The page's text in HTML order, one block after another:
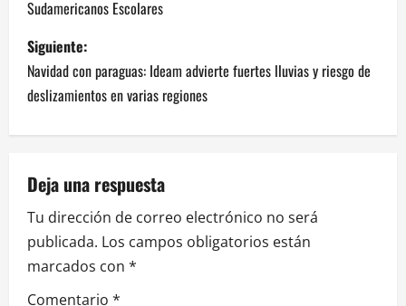
Sudamericanos Escolares
Siguiente:
Navidad con paraguas: Ideam advierte fuertes lluvias y riesgo de
deslizamientos en varias regiones
Deja una respuesta
Tu dirección de correo electrónico no será
publicada. Los campos obligatorios están
marcados con *
Comentario *